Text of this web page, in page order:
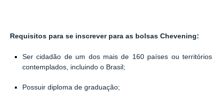
Requisitos para se inscrever para as bolsas Chevening:
Ser cidadão de um dos mais de 160 países ou territórios
contemplados, incluindo o Brasil;
Possuir diploma de graduação;